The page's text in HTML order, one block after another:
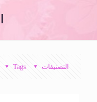
التصنيفات Tags